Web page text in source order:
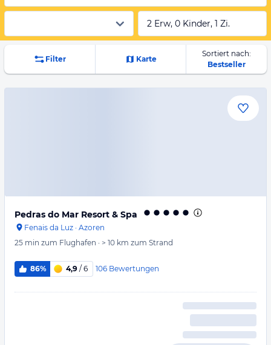
2 Erw, 0 Kinder, 1 Zi.
Filter Karte
Sortiert nach:
Bestseller
Pedras do Mar Resort & Spa
Fenais da Luz · Azoren
25 min zum Flughafen · > 10 km zum Strand
86% 4,9 / 6 106 Bewertungen